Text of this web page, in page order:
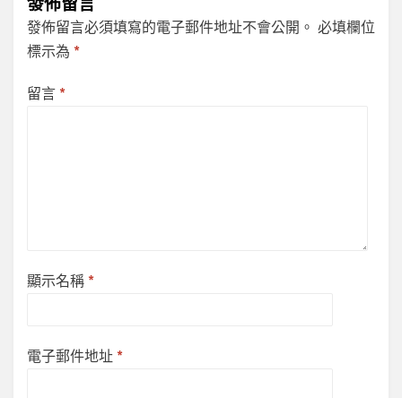
發佈留言必須填寫的電子郵件地址不會公開。 必填欄位
標示為 *
留言 *
顯示名稱 *
電子郵件地址 *